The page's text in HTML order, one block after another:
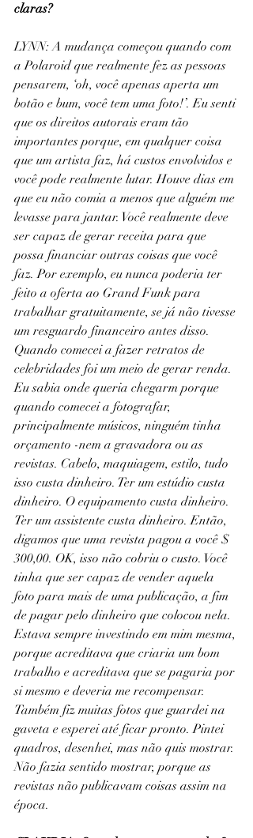
claras?
LYNN: A mudança começou quando com
a Polaroid que realmente fez as pessoas
pensarem, ‘oh, você apenas aperta um
botão e bum, você tem uma foto!’. Eu senti
que os direitos autorais eram tão
importantes porque, em qualquer coisa
que um artista faz, há custos envolvidos e
você pode realmente lutar. Houve dias em
que eu não comia a menos que alguém me
levasse para jantar. Você realmente deve
ser capaz de gerar receita para que
possa financiar outras coisas que você
faz. Por exemplo, eu nunca poderia ter
feito a oferta ao Grand Funk para
trabalhar gratuitamente, se já não tivesse
um resguardo financeiro antes disso.
Quando comecei a fazer retratos de
celebridades foi um meio de gerar renda.
Eu sabia onde queria chegarm porque
quando comecei a fotografar,
principalmente músicos, ninguém tinha
orçamento -nem a gravadora ou as
revistas. Cabelo, maquiagem, estilo, tudo
isso custa dinheiro. Ter um estúdio custa
dinheiro. O equipamento custa dinheiro.
Ter um assistente custa dinheiro. Então,
digamos que uma revista pagou a você $
300,00. OK, isso não cobriu o custo. Você
tinha que ser capaz de vender aquela
foto para mais de uma publicação, a fim
de pagar pelo dinheiro que colocou nela.
Estava sempre investindo em mim mesma,
porque acreditava que criaria um bom
trabalho e acreditava que se pagaria por
si mesmo e deveria me recompensar.
Também fiz muitas fotos que guardei na
gaveta e esperei até ficar pronto. Pintei
quadros, desenhei, mas não quis mostrar.
Não fazia sentido mostrar, porque as
revistas não publicavam coisas assim na
época.